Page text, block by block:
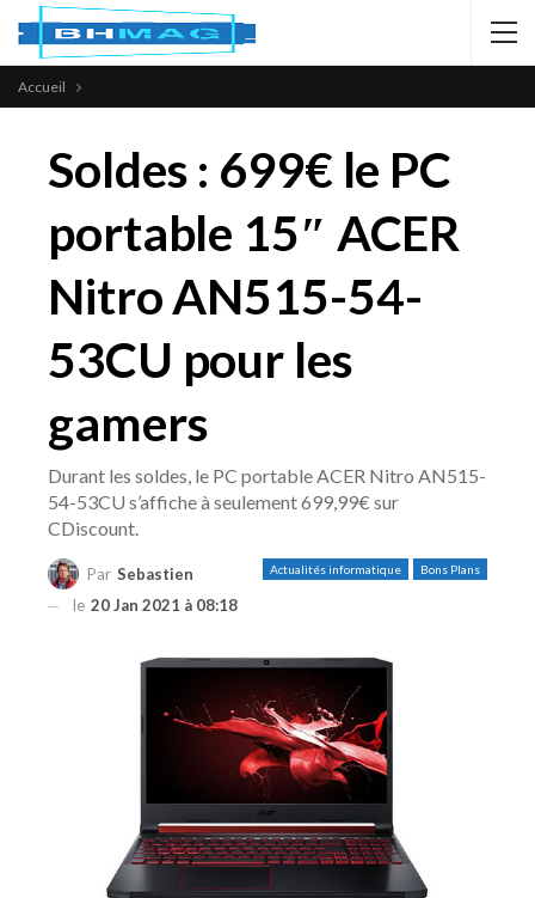
Accueil
Soldes : 699€ le PC
portable 15″ ACER
Nitro AN515-54-
53CU pour les
gamers
Durant les soldes, le PC portable ACER Nitro AN515-
54-53CU s’affiche à seulement 699,99€ sur
CDiscount.
Actualités informatique Bons Plans
Par Sebastien
le 20 Jan 2021 à 08:18